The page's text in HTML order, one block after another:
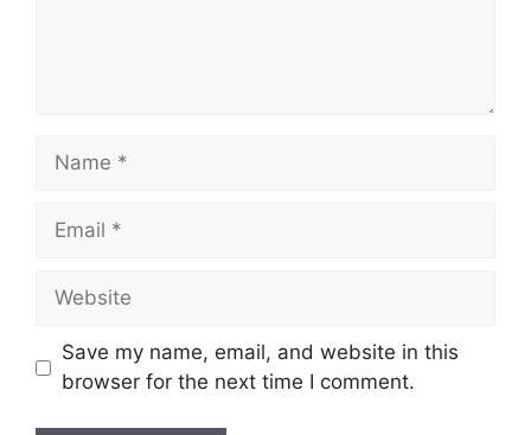
Name
Email
Website
Save my name, email, and website in this
browser for the next time I comment.